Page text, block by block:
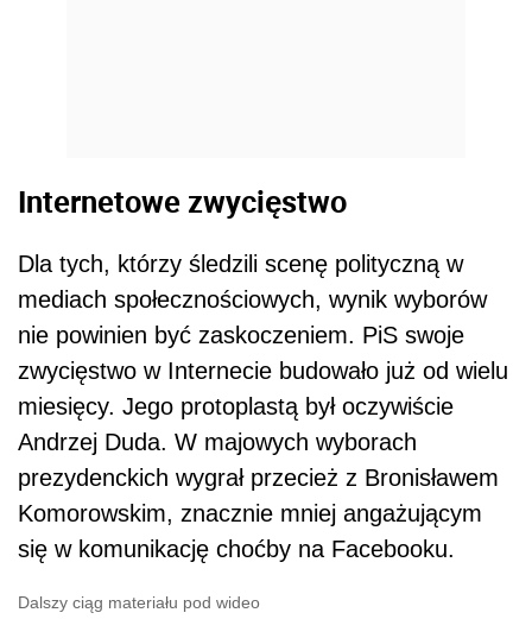
Internetowe zwycięstwo
Dla tych, którzy śledzili scenę polityczną w
mediach społecznościowych, wynik wyborów
nie powinien być zaskoczeniem. PiS swoje
zwycięstwo w Internecie budowało już od wielu
miesięcy. Jego protoplastą był oczywiście
Andrzej Duda. W majowych wyborach
prezydenckich wygrał przecież z Bronisławem
Komorowskim, znacznie mniej angażującym
się w komunikację choćby na Facebooku.
Dalszy ciąg materiału pod wideo